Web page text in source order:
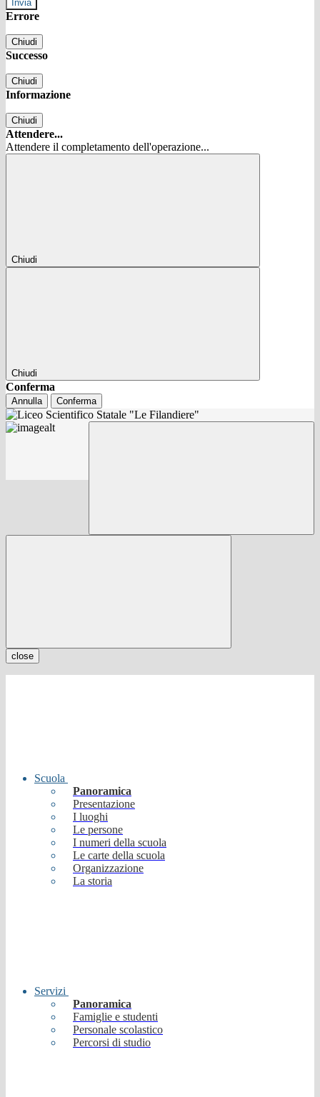
Errore
Chiudi
Successo
Chiudi
Informazione
Chiudi
Attendere...
Attendere il completamento dell'operazione...
Chiudi
Chiudi
Conferma
Annulla Conferma
close
Scuola
Panoramica
Presentazione
I luoghi
Le persone
I numeri della scuola
Le carte della scuola
Organizzazione
La storia
Servizi
Panoramica
Famiglie e studenti
Personale scolastico
Percorsi di studio